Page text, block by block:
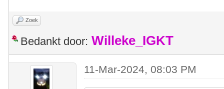
Zoek
Bedankt door: Willeke_IGKT
11-Mar-2024, 08:03 PM